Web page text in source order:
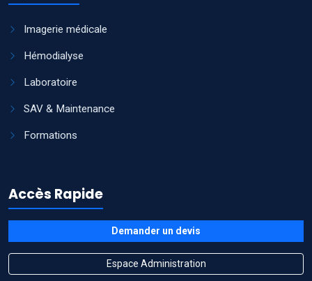
Imagerie médicale
Hémodialyse
Laboratoire
SAV & Maintenance
Formations
Accès Rapide
Demander un devis
Espace Administration